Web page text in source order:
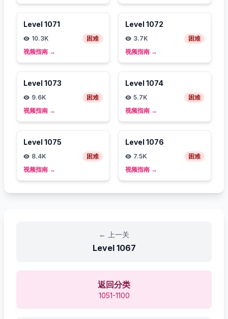
Level 1071
10.3K
困难
视频指南 →
Level 1072
3.7K
困难
视频指南 →
Level 1073
9.6K
困难
视频指南 →
Level 1074
5.7K
困难
视频指南 →
Level 1075
8.4K
困难
视频指南 →
Level 1076
7.5K
困难
视频指南 →
← 上一关
Level 1067
返回分类
1051-1100